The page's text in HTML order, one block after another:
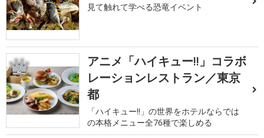
見て触れて学べる恐竜イベント
2
アニメ「ハイキュー!!」コラボ
レーションレストラン／東京
都
「ハイキュー!!」の世界をホテルならでは
の本格メニュー全76種で楽しめる